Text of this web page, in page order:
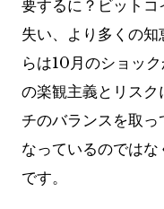
要するに？ビット
失い、より多くの
らは10月のショッ
の楽観主義とリス
チのバランスを取っ
なっているのでは
です。